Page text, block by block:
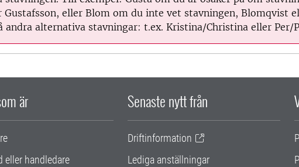
Gustafsson, eller Blom om du inte vet stavningen, Blomqvist
andra alternativa stavningar: t.ex. Kristina/Christina eller Per/
är
eller handledare
Senaste nytt från
Driftinformation
Lediga anställningar